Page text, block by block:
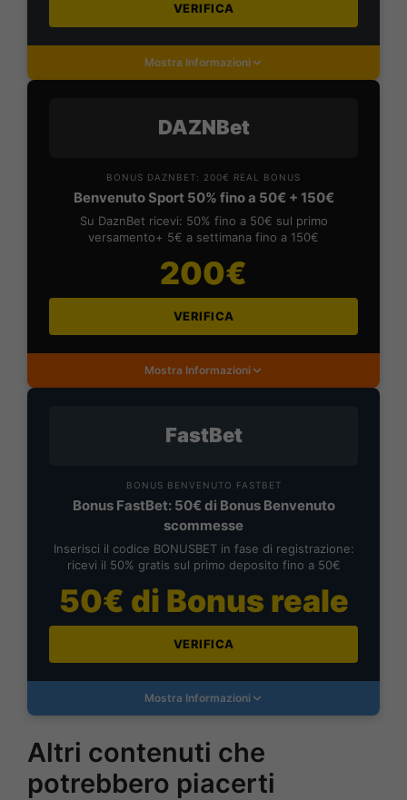
VERIFICA
Mostra Informazioni
DAZNBet
BONUS DAZNBET: 200€ REAL BONUS
Benvenuto Sport 50% fino a 50€ + 150€
Su DaznBet ricevi: 50% fino a 50€ sul primo
versamento+ 5€ a settimana fino a 150€
200€
VERIFICA
Mostra Informazioni
FastBet
BONUS BENVENUTO FASTBET
Bonus FastBet: 50€ di Bonus Benvenuto
scommesse
Inserisci il codice BONUSBET in fase di registrazione:
ricevi il 50% gratis sul primo deposito fino a 50€
50€ di Bonus reale
VERIFICA
Mostra Informazioni
Altri contenuti che
potrebbero piacerti